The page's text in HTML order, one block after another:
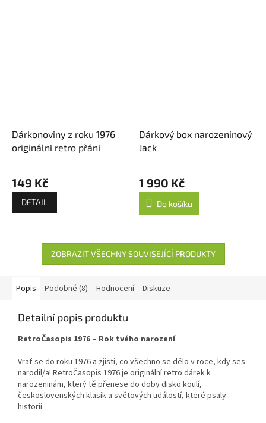
Dárkonoviny z roku 1976
originální retro přání
149 Kč
DETAIL
Dárkový box narozeninový
Jack
1 990 Kč
Do košíku
ZOBRAZIT VŠECHNY SOUVISEJÍCÍ PRODUKTY
Popis Podobné (8) Hodnocení Diskuze
Detailní popis produktu
RetroČasopis 1976 – Rok tvého narození
Vrať se do roku 1976 a zjisti, co všechno se dělo v roce, kdy ses
narodil/a! RetroČasopis 1976 je originální retro dárek k
narozeninám, který tě přenese do doby disko koulí,
československých klasik a světových událostí, které psaly
historii.